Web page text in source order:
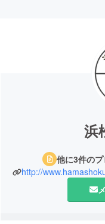
浜
他に3件の
http://